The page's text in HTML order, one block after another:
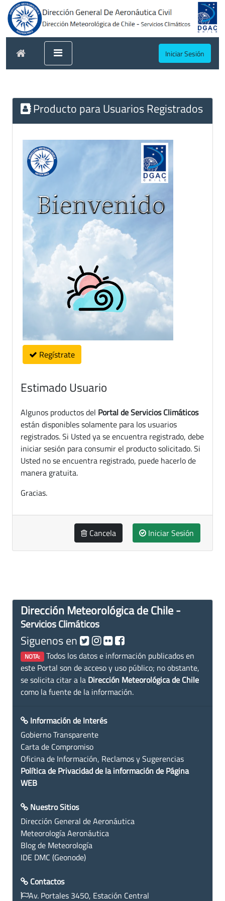
Iniciar Sesión
Producto para Usuarios Registrados
Regístrate
Estimado Usuario
Algunos productos del Portal de Servicios Climáticos
están disponibles solamente para los usuarios
registrados. Si Usted ya se encuentra registrado, debe
iniciar sesión para consumir el producto solicitado. Si
Usted no se encuentra registrado, puede hacerlo de
manera gratuita.
Gracias.
Cancela Iniciar Sesión
Dirección Meteorológica de Chile -
Servicios Climáticos
Siguenos en
NOTA: Todos los datos e información publicados en
este Portal son de acceso y uso público; no obstante,
se solicita citar a la Dirección Meteorológica de Chile
como la fuente de la información.
Información de Interés
Gobierno Transparente
Carta de Compromiso
Oficina de Información, Reclamos y Sugerencias
Política de Privacidad de la información de Página
WEB
Nuestro Sitios
Dirección General de Aeronáutica
Meteorología Aeronáutica
Blog de Meteorología
IDE DMC (Geonode)
Contactos
Av. Portales 3450, Estación Central